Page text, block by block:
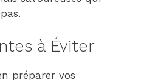
à Éviter
préparer vos